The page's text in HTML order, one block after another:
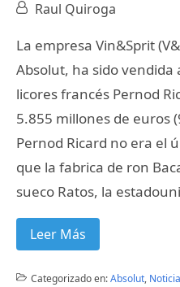
Raul Quiroga
La empresa Vin&Sprit
Absolut, ha sido vendida
licores francés Pernod
5.855 millones de euros
Pernod Ricard no era el
que la fabrica de ron
sueco Ratos, la
Leer Más
Categorizado en:Absolut,